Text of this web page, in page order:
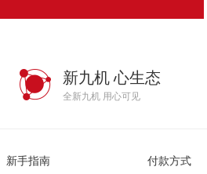
新九机 心生态
全新九机 用心可见
新手指南 付款方式